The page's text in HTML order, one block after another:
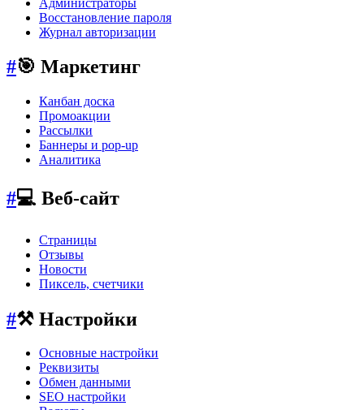
Администраторы
Восстановление пароля
Журнал авторизации
#🎯 Маркетинг
Канбан доска
Промоакции
Рассылки
Баннеры и pop-up
Аналитика
#💻 Веб-сайт
Страницы
Отзывы
Новости
Пиксель, счетчики
#⚒️ Настройки
Основные настройки
Реквизиты
Обмен данными
SEO настройки